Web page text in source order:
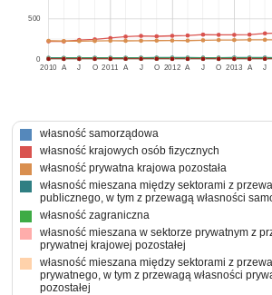
2010 2011 2012 2013
A J O A J O A J O A J
0
500
własność samorządowa
własność krajowych osób fizycznych
własność prywatna krajowa pozostała
własność mieszana między sektorami z
publicznego, w tym z przewagą własności
własność zagraniczna
własność mieszana w sektorze prywatnym z
prywatnej krajowej pozostałej
własność mieszana między sektorami z
prywatnego, w tym z przewagą własności
pozostałej